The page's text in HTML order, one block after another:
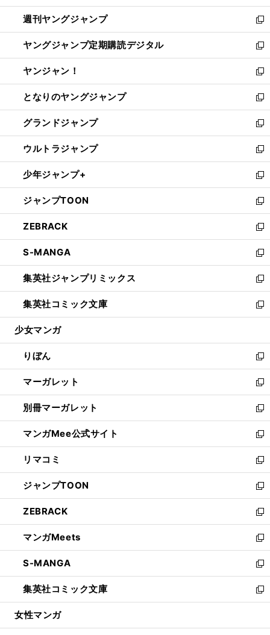
開
く
ウ
で
開
く
ン
ド
ウ
で
開
く
ウ
ィ
ン
ド
ウ
で
開
く
週刊ヤングジャンプ
新
し
い
ウ
ィ
ン
ド
ウ
で
開
く
ヤングジャンプ定期購読デジタル
新
し
い
ウ
ィ
ン
ド
ウ
で
開
く
ヤンジャン！
新
し
い
ウ
ィ
ン
ド
ウ
で
開
く
となりのヤングジャンプ
新
し
い
ウ
ィ
ン
ド
ウ
で
開
く
グランドジャンプ
新
し
い
ウ
ィ
ン
ド
ウ
で
開
く
ウルトラジャンプ
新
し
い
ウ
ィ
ン
ド
ウ
で
開
く
少年ジャンプ+
新
し
い
ウ
ィ
ン
ド
ウ
で
開
く
ジャンプTOON
新
し
い
ウ
ィ
ン
ド
ウ
で
開
ZEBRACK
新
し
い
ウ
ィ
ン
ド
ウ
開
く
S-MANGA
新
し
い
ウ
ィ
ン
ウ
で
開
く
集英社ジャンプリミックス
新
し
い
ウ
ン
ド
ウ
で
開
く
集英社コミック文庫
新
し
ウ
ィ
ン
ド
ウ
で
開
く
少女マンガ
りぼん
新
し
い
ウ
ィ
ン
ド
ウ
で
開
く
マーガレット
新
し
い
ウ
ィ
ン
ド
ウ
で
開
く
別冊マーガレット
新
し
い
ウ
ィ
ン
ド
ウ
で
開
く
マンガMee公式サイト
新
し
い
ウ
ィ
ン
ド
ウ
で
開
く
リマコミ
新
し
い
ウ
ィ
ン
ド
ウ
で
開
く
ジャンプTOON
新
し
い
ウ
ィ
ン
ド
ウ
で
開
ZEBRACK
新
し
い
ウ
ィ
ン
ド
ウ
開
マンガMeets
新
し
い
ウ
ィ
ン
ウ
S-MANGA
新
し
い
ウ
ン
集英社コミック文庫
新
し
ウ
女性マンガ